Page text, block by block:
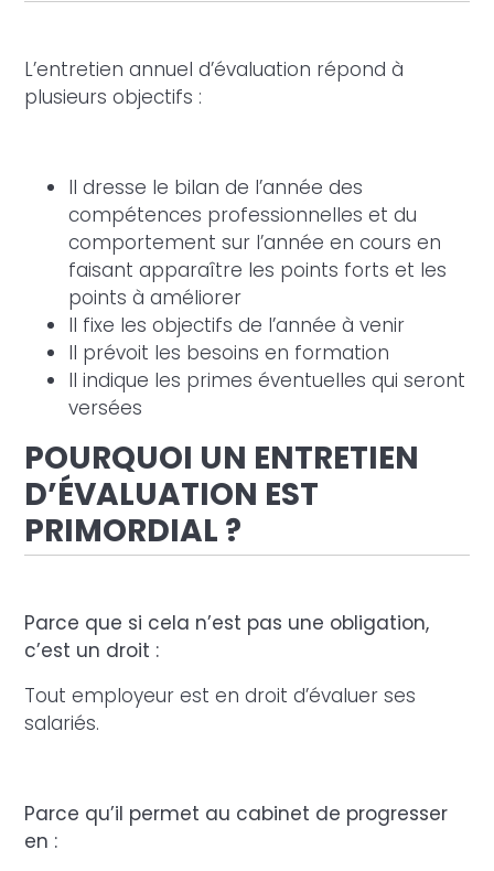
L’entretien annuel d’évaluation répond à
plusieurs objectifs :
Il dresse le bilan de l’année des
compétences professionnelles et du
comportement sur l’année en cours en
faisant apparaître les points forts et les
points à améliorer
Il fixe les objectifs de l’année à venir
Il prévoit les besoins en formation
Il indique les primes éventuelles qui seront
versées
POURQUOI UN ENTRETIEN
D’ÉVALUATION EST
PRIMORDIAL ?
Parce que si cela n’est pas une obligation,
c’est un droit :
Tout employeur est en droit d’évaluer ses
salariés.
Parce qu’il permet au cabinet de progresser
en :